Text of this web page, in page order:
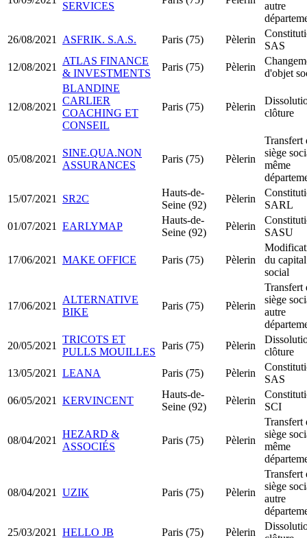
SERVICES
autre
26/08/2021
ASFRIK. S.A.S. Paris (75) Pèlerin
SAS
12/08/2021
ATLAS FINANCE
& INVESTMENTS
Paris (75) Pèlerin
d'objet
12/08/2021
BLANDINE
CARLIER
COACHING ET
CONSEIL
Paris (75) Pèlerin
clôture
05/08/2021
SINE.QUA.NON
ASSURANCES
Paris (75) Pèlerin
Transfert
siège
même
15/07/2021
SR2C
Hauts-de-
Seine (92)
Pèlerin
SARL
01/07/2021
EARLYMAP
Hauts-de-
Seine (92)
Pèlerin
SASU
17/06/2021 MAKE OFFICE Paris (75) Pèlerin
du capital
social
17/06/2021
ALTERNATIVE
BIKE
Paris (75) Pèlerin
Transfert
siège
autre
20/05/2021
TRICOTS ET
PULLS MOUILLES
Paris (75) Pèlerin
clôture
13/05/2021
LEANA Paris (75) Pèlerin
SAS
06/05/2021
KERVINCENT
Hauts-de-
Seine (92)
Pèlerin
SCI
08/04/2021
HEZARD &
ASSOCIÉS
Paris (75) Pèlerin
Transfert
siège
même
08/04/2021 UZIK Paris (75) Pèlerin
Transfert
siège
autre
25/03/2021
HELLO JB Paris (75) Pèlerin